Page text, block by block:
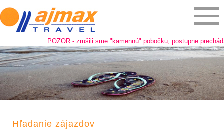
POZOR - zrušili sme "kamennú" pobočku, postupne
Hľadanie zájazdov